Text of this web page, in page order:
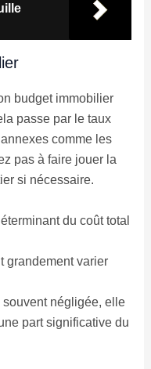
budget immobilier
passe par le taux
comme les
pas à faire jouer la
si nécessaire.
du coût total
grandement varier
souvent négligée, elle
part significative du